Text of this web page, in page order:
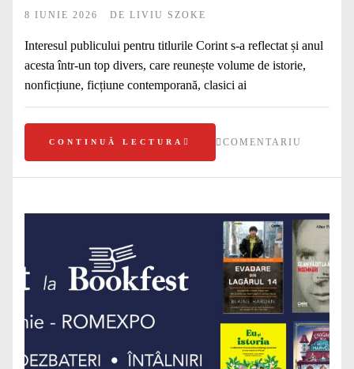
8 IUNIE 2026 DE LIVIU SZOKE
Interesul publicului pentru titlurile Corint s-a reflectat și anul
acesta într-un top divers, care reunește volume de istorie,
nonficțiune, ficțiune contemporană, clasici ai
CONTINUĂ LECTURA COMENTARIU